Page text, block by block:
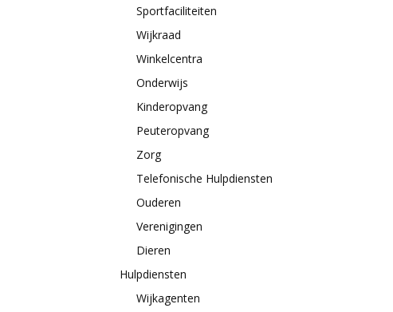
Sportfaciliteiten
Wijkraad
Winkelcentra
Onderwijs
Kinderopvang
Peuteropvang
Zorg
Telefonische Hulpdiensten
Ouderen
Verenigingen
Dieren
Hulpdiensten
Wijkagenten